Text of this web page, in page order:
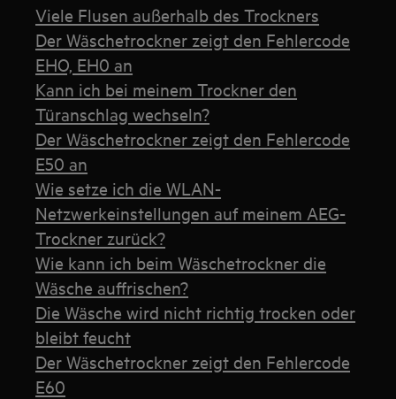
Viele Flusen außerhalb des Trockners
Der Wäschetrockner zeigt den Fehlercode
EHO, EH0 an
Kann ich bei meinem Trockner den
Türanschlag wechseln?
Der Wäschetrockner zeigt den Fehlercode
E50 an
Wie setze ich die WLAN-
Netzwerkeinstellungen auf meinem AEG-
Trockner zurück?
Wie kann ich beim Wäschetrockner die
Wäsche auffrischen?
Die Wäsche wird nicht richtig trocken oder
bleibt feucht
Der Wäschetrockner zeigt den Fehlercode
E60